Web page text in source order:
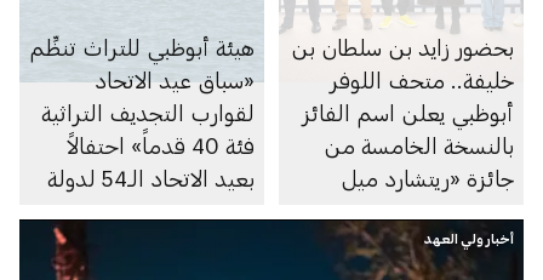
بحضور زايد بن سلطان بن
خليفة.. متحف اللوفر
أبوظبي يعلن اسم الفائز
بالنسخة الخامسة من
جائزة «ريتشارد ميل
«فن الحين 2025»
هيئة أبوظبي للتراث تنظِّم
«سباق عيد الاتحاد
لقوارب التجديف التراثية
فئة 40 قدماً» احتفالاً
بعيد الاتحاد الـ54 لدولة
أخبار ولي العهد